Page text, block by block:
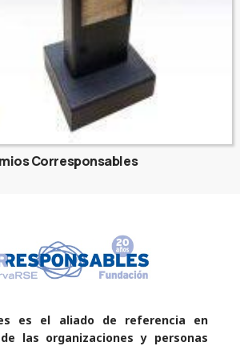
Corresponsables
es el aliado de referencia en
las organizaciones y personas